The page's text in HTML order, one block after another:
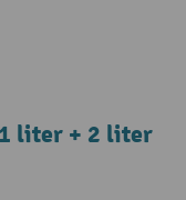
1 liter + 2 liter